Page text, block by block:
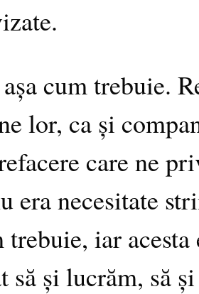
cum trebuie.
lor, ca și
care ne
era necesitate
iar
și lucrăm, să